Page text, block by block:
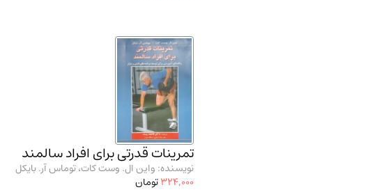
تمرینات قدرتی برای افراد سالمند
نویسنده: واین ال. وست کات، توماس آر. بایکل
324,000تومان